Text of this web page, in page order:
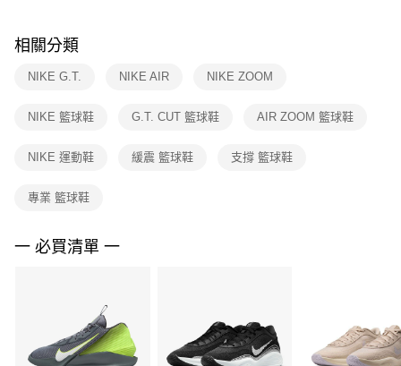
※ 交易是否成功請以「AFTEE先享後付 」之結帳頁面顯示為準，若有關於
是否繳費成功／繳費後需取消欲退款等相關疑問，請聯繫「AFTEE先享後付
客戶支援中心」
https://netprotections.freshdesk.com/support/home
１．透過由恩沛科技股份有限公司提供之「AFTEE先享後付」服務完成之交
權轉讓予恩沛科技股份有限公司。
３．未成年的使用者請事先徵得法定代理人或監護人之同意方可使用
４．使用「AFTEE先享後付」時，將依據個別帳號之用戶狀況，依本公司即
恩沛科技股份有限公司將有權停止該用戶之使用額度並採取法律行動。
相關分類
NIKE G.T. NIKE AIR NIKE ZOOM
NIKE 籃球鞋 G.T. CUT 籃球鞋 AIR ZOOM 籃球鞋
NIKE 運動鞋 緩震 籃球鞋 支撐 籃球鞋
專業 籃球鞋
一 必買清單 一